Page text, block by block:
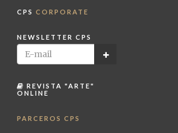
CPS CORPORATE
NEWSLETTER CPS
REVISTA "ARTE"
ONLINE
PARCEROS CPS